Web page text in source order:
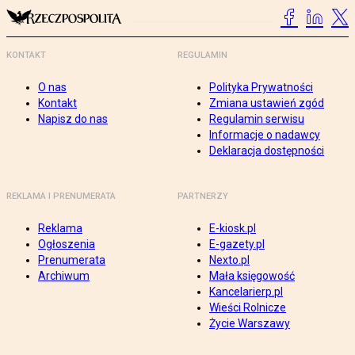
KONTAKT
O nas
Kontakt
Napisz do nas
REGULAMIN
Polityka Prywatności
Zmiana ustawień zgód
Regulamin serwisu
Informacje o nadawcy
Deklaracja dostępności
REKLAMA I PRENUMERATA
Reklama
Ogłoszenia
Prenumerata
Archiwum
PARTNERZY
E-kiosk.pl
E-gazety.pl
Nexto.pl
Mała księgowość
Kancelarierp.pl
Wieści Rolnicze
Życie Warszawy